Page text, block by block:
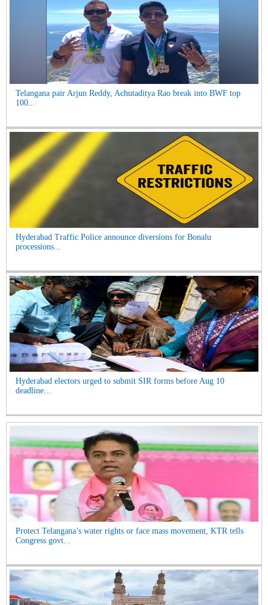
Telangana pair Arjun Reddy, Achutaditya Rao break into BWF top
100...
Hyderabad Traffic Police announce diversions for Bonalu
processions...
Hyderabad electors urged to submit SIR forms before Aug 10
deadline...
Protect Telangana’s water rights or face mass movement, KTR tells
Congress govt...